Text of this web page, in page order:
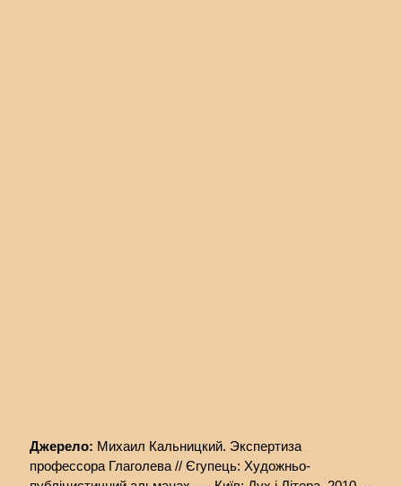
Джерело: Михаил Кальницкий. Экспертиза
профессора Глаголева // Єгупець: Художньо-